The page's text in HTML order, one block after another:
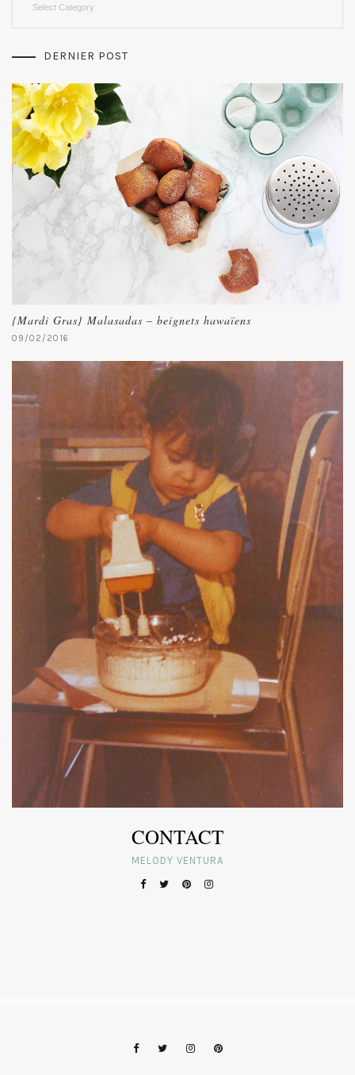
DERNIER POST
{Mardi Gras} Malasadas – beignets hawaïens
09/02/2016
CONTACT
MELODY VENTURA